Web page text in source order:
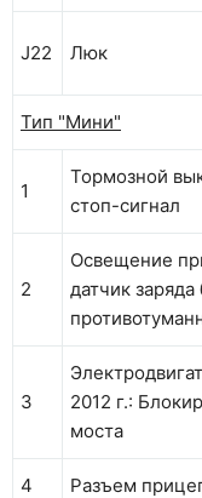
J22 Люк
Тип "Мини"
1
Тормозной
стоп-сигнал
2
Освещение
датчик
3
2012 г.:
моста
4 Разъем